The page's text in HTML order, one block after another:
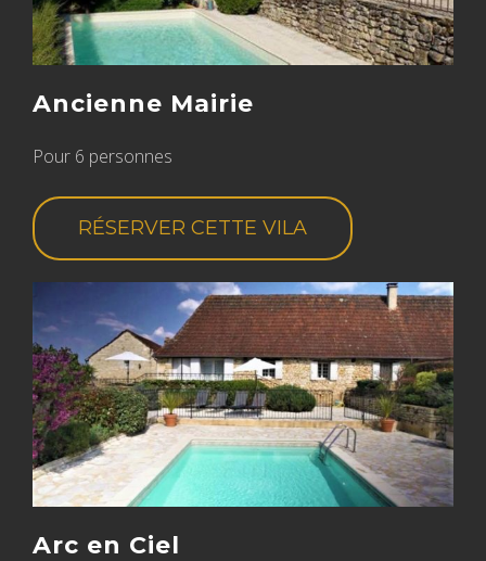
Ancienne Mairie
Pour 6 personnes
RÉSERVER CETTE VILA
Arc en Ciel